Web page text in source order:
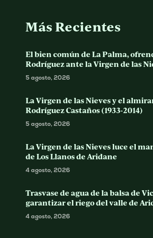
Más Recientes
El bien común de La Palma,
Rodríguez ante la Virgen de las
5 agosto, 2026
La Virgen de las Nieves y el
Rodríguez Castaños (1933-2014)
5 agosto, 2026
La Virgen de las Nieves luce el
de Los Llanos de Aridane
4 agosto, 2026
Trasvase de agua de la balsa de
garantizar el riego del valle de
4 agosto, 2026